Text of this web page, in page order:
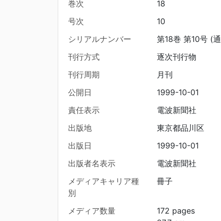
巻次
18
号次
10
シリアルナンバー
第18巻 第10号 (
刊行方式
逐次刊行物
刊行周期
月刊
公開日
1999-10-01
責任表示
電波新聞社
出版地
東京都品川区
出版日
1999-10-01
出版者名表示
電波新聞社
メディアキャリア種
別
冊子
メディア数量
172 pages